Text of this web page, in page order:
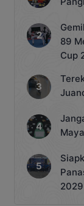
89
Cup
2029